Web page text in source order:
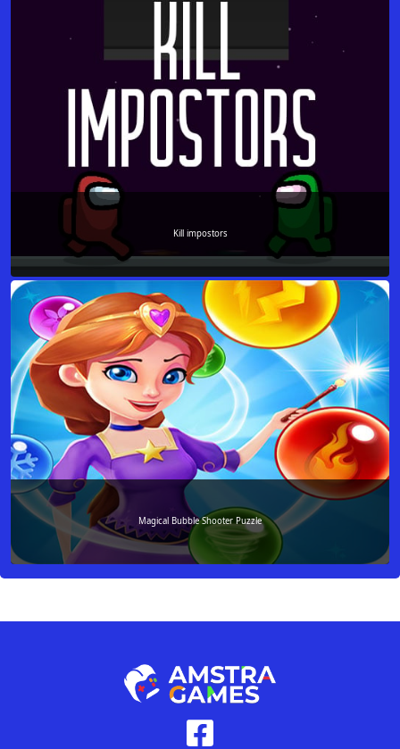
Kill impostors
Magical Bubble Shooter Puzzle